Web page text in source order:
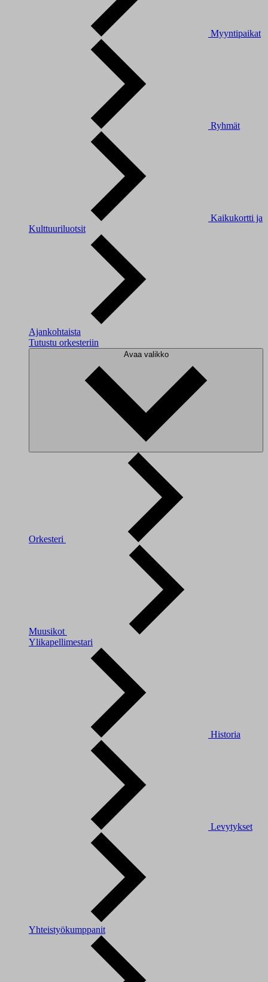
Myyntipaikat
Ryhmät
Kaikukortti ja
Kulttuuriluotsit
Ajankohtaista
Tutustu orkesteriin
Avaa valikko
Orkesteri
Muusikot
Ylikapellimestari
Historia
Levytykset
Yhteistyökumppanit